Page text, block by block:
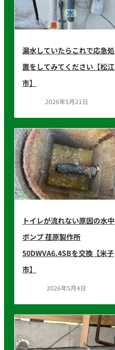
漏水していたらこれで応急処
置をしてみてください【松江
市】
2026年5月21日
トイレが流れない原因の水中
ポンプ 荏原製作所
50DWVA6.4SBを交換【米子
市】
2026年5月4日